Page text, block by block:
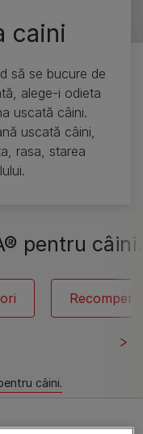
caini
să se bucure de
alege-i odieta
uscată câini.
uscată câini,
rasa, starea
pentru câini.
câini.